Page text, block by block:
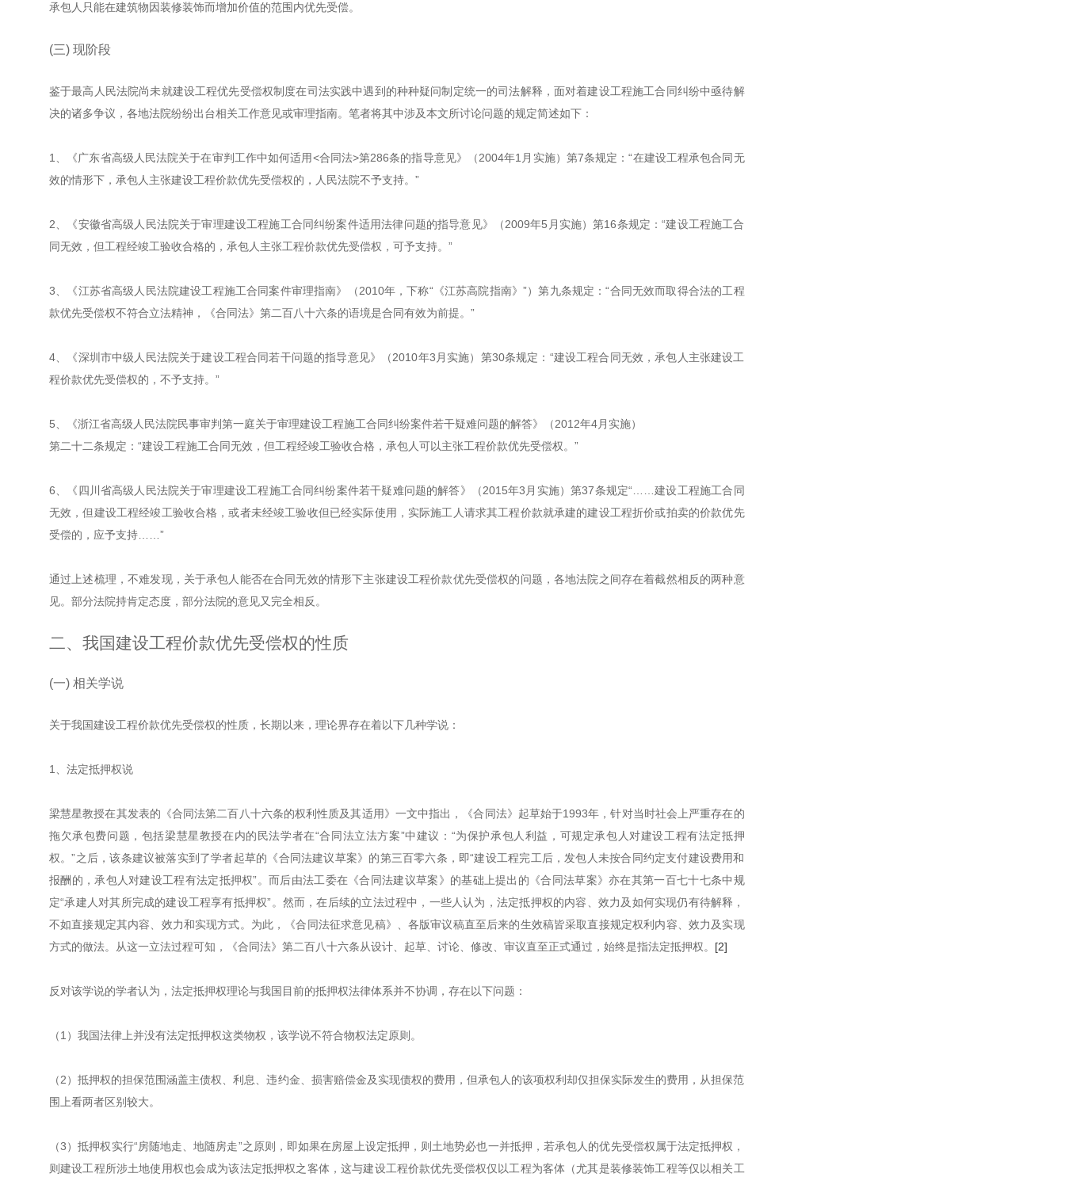
承包人只能在建筑物因装修装饰而增加价值的范围内优先受偿。
(三) 现阶段
鉴于最高人民法院尚未就建设工程优先受偿权制度在司法实践中遇到的种种疑问制定统一的司法解释，面对着建设工程施工合同纠纷中亟待解
决的诸多争议，各地法院纷纷出台相关工作意见或审理指南。笔者将其中涉及本文所讨论问题的规定简述如下：
1、《广东省高级人民法院关于在审判工作中如何适用<合同法>第286条的指导意见》（2004年1月实施）第7条规定：“在建设工程承包合同无
效的情形下，承包人主张建设工程价款优先受偿权的，人民法院不予支持。”
2、《安徽省高级人民法院关于审理建设工程施工合同纠纷案件适用法律问题的指导意见》（2009年5月实施）第16条规定：“建设工程施工合
同无效，但工程经竣工验收合格的，承包人主张工程价款优先受偿权，可予支持。”
3、《江苏省高级人民法院建设工程施工合同案件审理指南》（2010年，下称“《江苏高院指南》”）第九条规定：“合同无效而取得合法的工程
款优先受偿权不符合立法精神，《合同法》第二百八十六条的语境是合同有效为前提。”
4、《深圳市中级人民法院关于建设工程合同若干问题的指导意见》（2010年3月实施）第30条规定：“建设工程合同无效，承包人主张建设工
程价款优先受偿权的，不予支持。”
5、《浙江省高级人民法院民事审判第一庭关于审理建设工程施工合同纠纷案件若干疑难问题的解答》（2012年4月实施）
第二十二条规定：“建设工程施工合同无效，但工程经竣工验收合格，承包人可以主张工程价款优先受偿权。”
6、《四川省高级人民法院关于审理建设工程施工合同纠纷案件若干疑难问题的解答》（2015年3月实施）第37条规定“……建设工程施工合同
无效，但建设工程经竣工验收合格，或者未经竣工验收但已经实际使用，实际施工人请求其工程价款就承建的建设工程折价或拍卖的价款优先
受偿的，应予支持……”
通过上述梳理，不难发现，关于承包人能否在合同无效的情形下主张建设工程价款优先受偿权的问题，各地法院之间存在着截然相反的两种意
见。部分法院持肯定态度，部分法院的意见又完全相反。
二、我国建设工程价款优先受偿权的性质
(一) 相关学说
关于我国建设工程价款优先受偿权的性质，长期以来，理论界存在着以下几种学说：
1、法定抵押权说
梁慧星教授在其发表的《合同法第二百八十六条的权利性质及其适用》一文中指出，《合同法》起草始于1993年，针对当时社会上严重存在的
拖欠承包费问题，包括梁慧星教授在内的民法学者在“合同法立法方案”中建议：“为保护承包人利益，可规定承包人对建设工程有法定抵押
权。”之后，该条建议被落实到了学者起草的《合同法建议草案》的第三百零六条，即“建设工程完工后，发包人未按合同约定支付建设费用和
报酬的，承包人对建设工程有法定抵押权”。而后由法工委在《合同法建议草案》的基础上提出的《合同法草案》亦在其第一百七十七条中规
定“承建人对其所完成的建设工程享有抵押权”。然而，在后续的立法过程中，一些人认为，法定抵押权的内容、效力及如何实现仍有待解释，
不如直接规定其内容、效力和实现方式。为此，《合同法征求意见稿》、各版审议稿直至后来的生效稿皆采取直接规定权利内容、效力及实现
方式的做法。从这一立法过程可知，《合同法》第二百八十六条从设计、起草、讨论、修改、审议直至正式通过，始终是指法定抵押权。 [2]
反对该学说的学者认为，法定抵押权理论与我国目前的抵押权法律体系并不协调，存在以下问题：
（1）我国法律上并没有法定抵押权这类物权，该学说不符合物权法定原则。
（2）抵押权的担保范围涵盖主债权、利息、违约金、损害赔偿金及实现债权的费用，但承包人的该项权利却仅担保实际发生的费用，从担保范
围上看两者区别较大。
（3）抵押权实行“房随地走、地随房走”之原则，即如果在房屋上设定抵押，则土地势必也一并抵押，若承包人的优先受偿权属于法定抵押权，
则建设工程所涉土地使用权也会成为该法定抵押权之客体，这与建设工程价款优先受偿权仅以工程为客体（尤其是装修装饰工程等仅以相关工